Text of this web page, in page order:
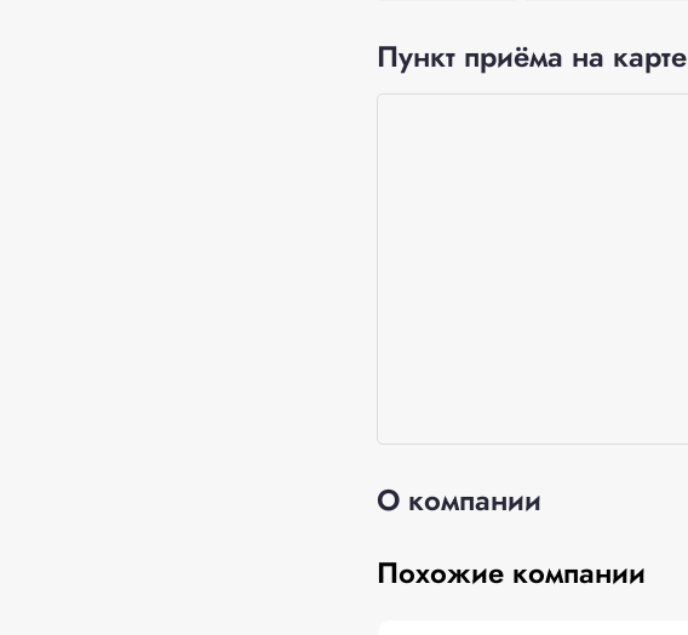
Пункт приёма на карте
О компании
Похожие компании